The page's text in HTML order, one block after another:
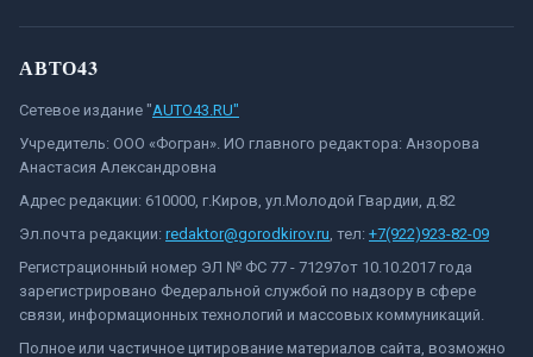
АВТО43
Сетевое издание "AUTO43.RU"
Учредитель: ООО «Фогран». ИО главного редактора: Анзорова
Анастасия Александровна
Адрес редакции: 610000, г.Киров, ул.Молодой Гвардии, д.82
Эл.почта редакции: redaktor@gorodkirov.ru, тел: +7(922)923-82-09
Регистрационный номер ЭЛ № ФС 77 - 71297от 10.10.2017 года
зарегистрировано Федеральной службой по надзору в сфере
связи, информационных технологий и массовых коммуникаций.
Полное или частичное цитирование материалов сайта, возможно